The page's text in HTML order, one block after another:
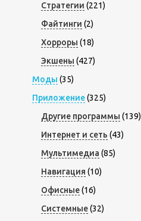
Стратегии (221)
Файтинги (2)
Хорроры (18)
Экшены (427)
Моды (35)
Приложение(325)
Другие программы (139)
Интернет и сеть (43)
Мультимедиа (85)
Навигация (10)
Офисные(16)
Системные(32)